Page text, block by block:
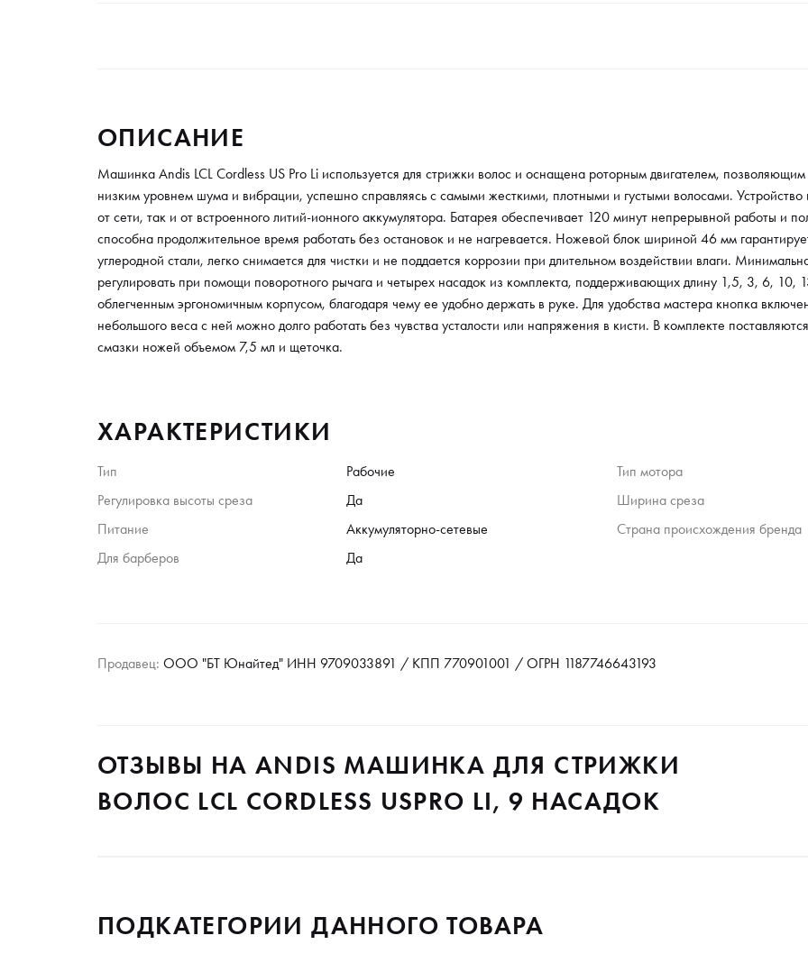
19,
веса
или
ОПИСАНИЕ
Машинка Andis LCL Cordless US Pro Li используется для стрижки волос и оснащена роторным двигателем,
низким уровнем шума и вибрации, успешно справляясь с самыми жесткими, плотными и густыми волосами.
от сети, так и от встроенного литий-ионного аккумулятора. Батарея обеспечивает 120 минут непрерывной работы и
способна продолжительное время работать без остановок и не нагревается. Ножевой блок шириной 46 мм
углеродной стали, легко снимается для чистки и не поддается коррозии при длительном воздействии влаги.
регулировать при помощи поворотного рычага и четырех насадок из комплекта, поддерживающих длину 1,5, 3, 6,
облегченным эргономичным корпусом, благодаря чему ее удобно держать в руке. Для удобства мастера кнопка
небольшого веса с ней можно долго работать без чувства усталости или напряжения в кисти. В комплекте
смазки ножей объемом 7,5 мл и щеточка.
ХАРАКТЕРИСТИКИ
Тип Рабочие Тип мотора
Регулировка высоты среза
Да Ширина среза
Питание
Аккумуляторно-сетевые Страна происхождения бренда
Для барберов
Да
Продавец: ООО "БТ Юнайтед" ИНН 9709033891 / КПП 770901001 / ОГРН 1187746643193
ОТЗЫВЫ НА ANDIS МАШИНКА ДЛЯ СТРИЖКИ
ВОЛОС LCL CORDLESS USPRO LI, 9 НАСАДОК
ПОДКАТЕГОРИИ ДАННОГО ТОВАРА